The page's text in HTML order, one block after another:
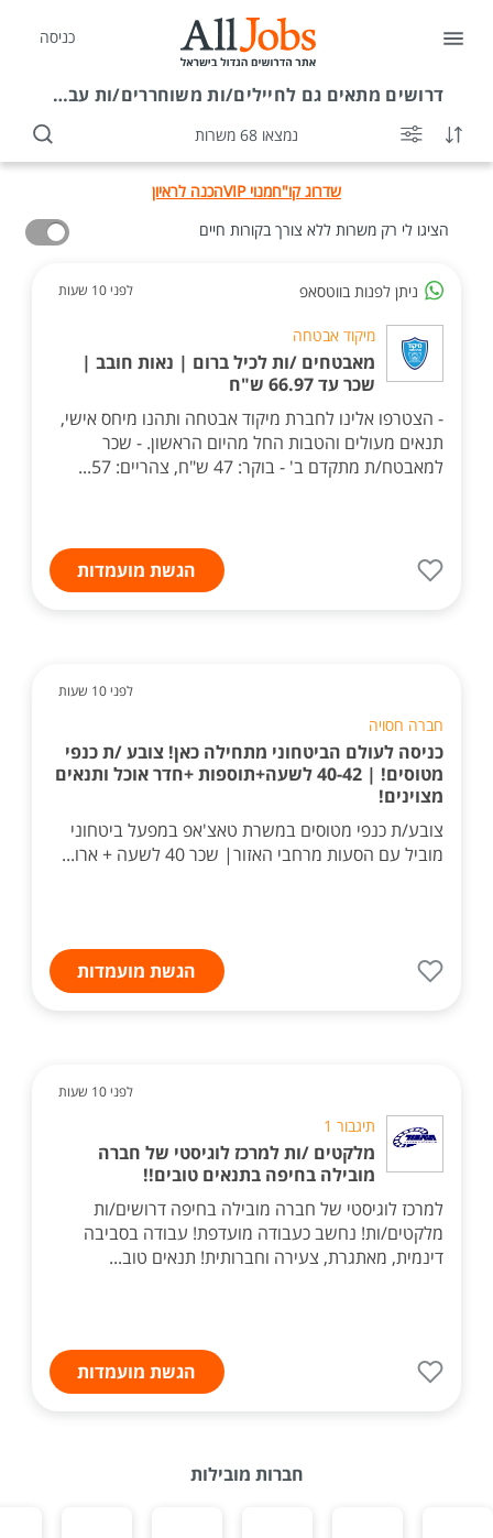
כניסה
דרושים מתאים גם לחיילים/ות משוחררים/ות עבודה מועדפת
נמצאו 68 משרות
שדרוג קו"חמנוי VIP
הכנה לראיון
הציגו לי רק משרות ללא צורך בקורות חיים
ניתן לפנות בווטסאפ לפני 10 שעות
מיקוד אבטחה
מאבטחים /ות לכיל ברום | נאות חובב |
שכר עד 66.97 ש"ח
- הצטרפו אלינו לחברת מיקוד אבטחה ותהנו מיחס אישי,
תנאים מעולים והטבות החל מהיום הראשון. - שכר
למאבטח/ת מתקדם ב' - בוקר: 47 ש"ח, צהריים: 57...
הגשת מועמדות
לפני 10 שעות
חברה חסויה
כניסה לעולם הביטחוני מתחילה כאן! צובע /ת כנפי
מטוסים! | 40-42 לשעה+תוספות +חדר אוכל ותנאים
מצוינים!
צובע/ת כנפי מטוסים במשרת טאצ'אפ במפעל ביטחוני
מוביל עם הסעות מרחבי האזור| שכר 40 לשעה + ארו...
הגשת מועמדות
לפני 10 שעות
תיגבור 1
מלקטים /ות למרכז לוגיסטי של חברה
מובילה בחיפה בתנאים טובים!!
למרכז לוגיסטי של חברה מובילה בחיפה דרושים/ות
מלקטים/ות! נחשב כעבודה מועדפת! עבודה בסביבה
דינמית, מאתגרת, צעירה וחברותית! תנאים טוב...
הגשת מועמדות
חברות מובילות